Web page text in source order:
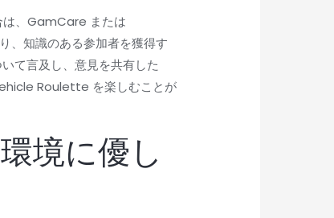
は、GamCare または
、知識のある参加者を獲得す
て言及し、意見を共有した
Roulette を楽しむことが
境に優し